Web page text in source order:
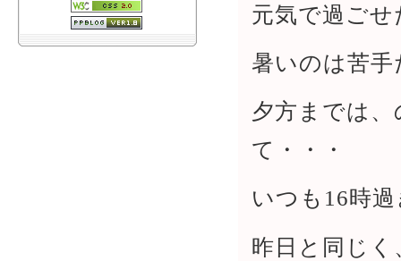
元気で過ご
暑いのは苦
夕方までは
て・・・
いつも16時
昨日と同じ